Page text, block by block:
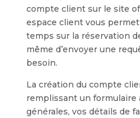
compte client sur le site
espace client vous
temps sur la réservation
même d’envoyer une
besoin.
La création du compte
remplissant un formulaire
générales, vos détails de